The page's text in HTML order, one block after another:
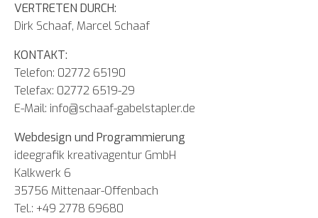
VERTRETEN DURCH:
Dirk Schaaf, Marcel Schaaf
KONTAKT:
Telefon: 02772 65190
Telefax: 02772 6519-29
E-Mail: info@schaaf-gabelstapler.de
Webdesign und Programmierung
ideegrafik kreativagentur GmbH
Kalkwerk 6
35756 Mittenaar-Offenbach
Tel.: +49 2778 69680